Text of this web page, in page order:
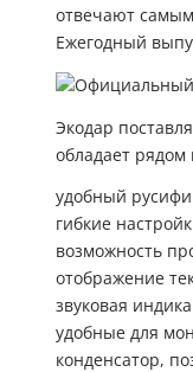
отвечают самым
Ежегодный
Экодар
обладает
удобный
гибкие
возможность
отображение
звуковая
удобные для
конденсатор,